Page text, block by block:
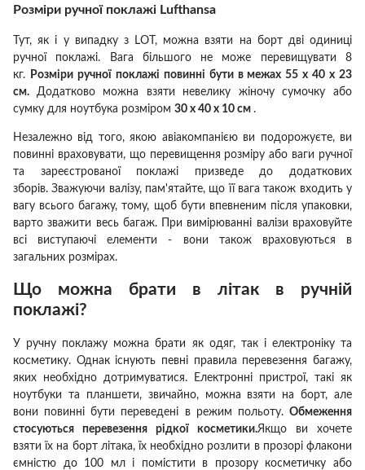
Розміри ручної поклажі Lufthansa
Тут, як і у випадку з LOT, можна взяти на борт дві одиниці
ручної поклажі.
Вага більшого не може перевищувати 8
кг.
Розміри ручної поклажі повинні бути в межах 55 х 40 х 23
см. Додатково можна взяти невелику жіночу сумочку або
сумку для ноутбука розміром 30 х 40 х 10 см .
Незалежно від того, якою авіакомпанією ви подорожуєте, ви
повинні враховувати, що перевищення розміру або ваги ручної
та зареєстрованої поклажі призведе до додаткових
зборів.Зважуючи валізу, пам'ятайте, що її вага також входить у
вагу всього багажу, тому, щоб бути впевненим після упаковки,
варто зважити весь багаж.
При вимірюванні валізи враховуйте
всі виступаючі елементи - вони також враховуються в
загальних розмірах.
Що можна брати в літак в ручній
поклажі?
У ручну поклажу можна брати як одяг, так і електроніку та
косметику. Однак існують певні правила перевезення багажу,
яких необхідно дотримуватися.
Електронні пристрої, такі як
ноутбуки та планшети, звичайно, можна взяти на борт, але
вони повинні бути переведені в режим польоту. Обмеження
стосуються перевезення рідкої косметики.Якщо ви хочете
взяти їх на борт літака, їх необхідно розлити в прозорі флакони
ємністю до 100 мл і помістити в прозору косметичку або